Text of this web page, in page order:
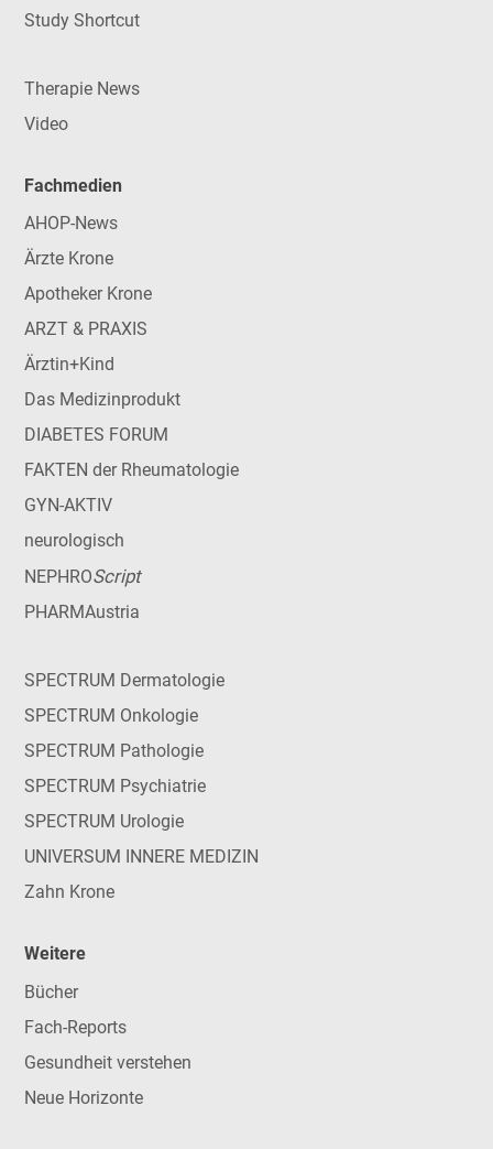
Study Shortcut
Therapie News
Video
Fachmedien
AHOP-News
Ärzte Krone
Apotheker Krone
ARZT & PRAXIS
Ärztin+Kind
Das Medizinprodukt
DIABETES FORUM
FAKTEN der Rheumatologie
GYN-AKTIV
neurologisch
NEPHROScript
PHARMAustria
SPECTRUM Dermatologie
SPECTRUM Onkologie
SPECTRUM Pathologie
SPECTRUM Psychiatrie
SPECTRUM Urologie
UNIVERSUM INNERE MEDIZIN
Zahn Krone
Weitere
Bücher
Fach-Reports
Gesundheit verstehen
Neue Horizonte